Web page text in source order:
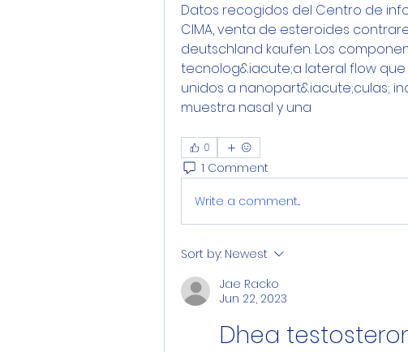
Datos recogidos del Centro de
CIMA, venta de esteroides
deutschland kaufen. Los
tecnolog&iacute;a lateral flow
unidos a nanopart&iacute;culas;
muestra nasal y una
0
1 Comment
Write a comment...
Sort by: Newest
Jae Racko
Jun 22, 2023
Dhea